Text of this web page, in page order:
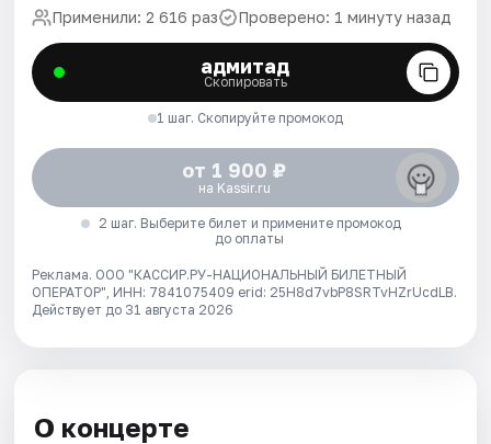
Применили: 2 616 раз Проверено: 1 минуту назад
адмитад
Скопировать
1 шаг. Скопируйте промокод
от 1 900 ₽
на Kassir.ru
2 шаг. Выберите билет и примените промокод
до оплаты
Реклама. ООО "КАССИР.РУ-НАЦИОНАЛЬНЫЙ БИЛЕТНЫЙ
ОПЕРАТОР", ИНН: 7841075409 erid: 25H8d7vbP8SRTvHZrUcdLB.
Действует до 31 августа 2026
О концерте